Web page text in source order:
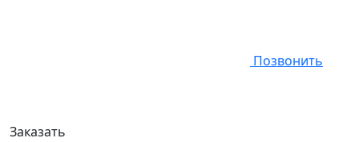
Позвонить
Заказать